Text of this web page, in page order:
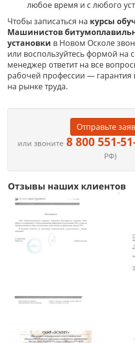
любое время и с любого
Чтобы записаться на курсы
Машинистов
установки в Новом Осколе
или воспользуйтесь формой на
менеджер ответит на все
рабочей профессии — гарантия
на рынке труда.
Отправьте
или звоните 8 800 551-
РФ)
Отзывы наших клиентов